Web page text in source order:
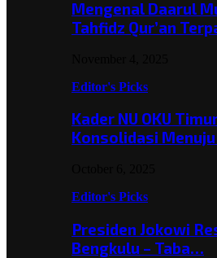
Mengenal Daarul
Tahfidz Qur’an
Editor's Picks
Kader NU OKU
Konsolidasi
Editor's Picks
Presiden Jokowi
Bengkulu – Taba…